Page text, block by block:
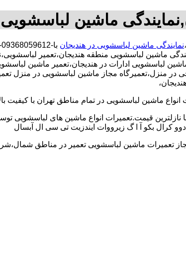
ماشین
،نمایندگی ماشین لباسشویی در هندیجان
ماشین لباسشویی منطقه هندیجان،تعمیر
ادارات در هندیجان،تعمیر ماشین لباسشویی
منزل،تعمیرگاه مجاز ماشین لباسشویی در منزل
ماشین لباسشویی در تمام مناطق تهران با کیفیت
قیمت.تعمیرات انواع ماشین های لباسشویی
کرال بکو آ ا گ زیرووات ایندزیت تی سی ال آبسال
تعمیرات ماشین لباسشویی تعمیر در مناطق